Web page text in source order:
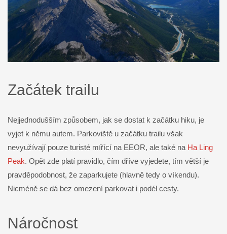
Začátek trailu
Nejjednodušším způsobem, jak se dostat k začátku hiku, je
vyjet k němu autem. Parkoviště u začátku trailu však
nevyužívají pouze turisté mířící na EEOR, ale také na Ha Ling
Peak. Opět zde platí pravidlo, čím dříve vyjedete, tím větší je
pravděpodobnost, že zaparkujete (hlavně tedy o víkendu).
Nicméně se dá bez omezení parkovat i podél cesty.
Náročnost